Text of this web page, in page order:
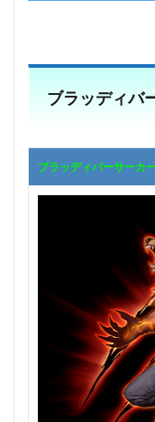
ブラッディバ
ブラッディバーサーカ